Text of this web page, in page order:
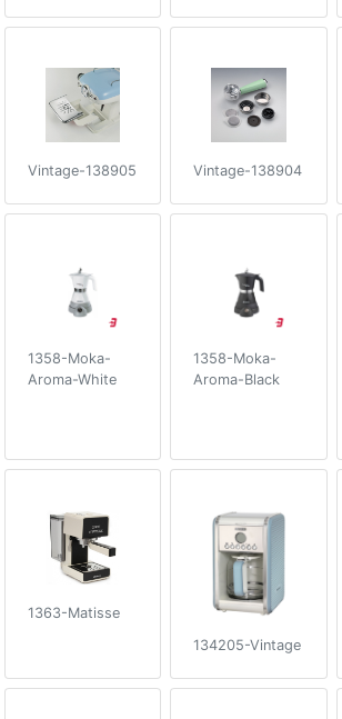
Vintage-138905 Vintage-138904
1358-Moka-
Aroma-White
1358-Moka-
Aroma-Black
1363-Matisse
134205-Vintage